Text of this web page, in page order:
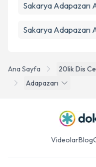
Ana Sayfa 20lik Dis
Adapazarı
Sakarya Adapazarı
Sakarya Adapazarı
VideolarBlog